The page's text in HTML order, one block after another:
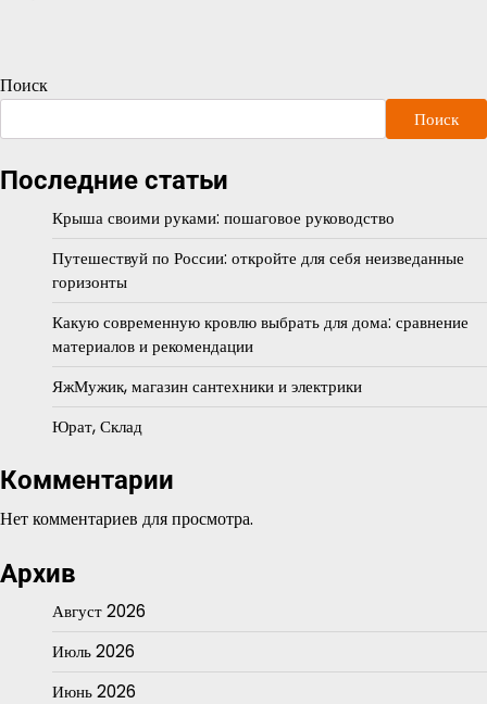
Поиск
Поиск
Последние статьи
Крыша своими руками: пошаговое руководство
Путешествуй по России: откройте для себя неизведанные
горизонты
Какую современную кровлю выбрать для дома: сравнение
материалов и рекомендации
ЯжМужик, магазин сантехники и электрики
Юрат, Склад
Комментарии
Нет комментариев для просмотра.
Архив
Август 2026
Июль 2026
Июнь 2026